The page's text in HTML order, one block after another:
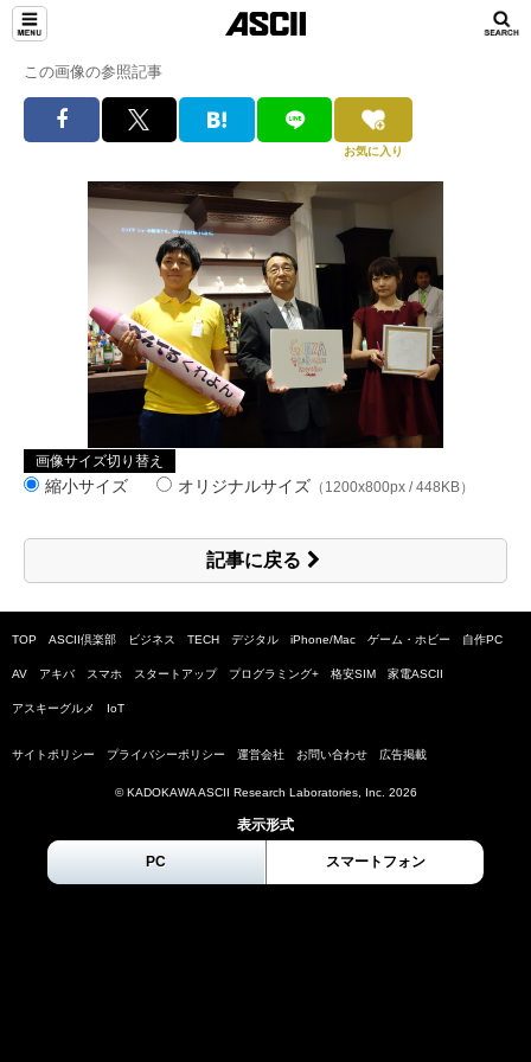
この画像の参照記事
お気に入り
画像サイズ切り替え
縮小サイズ オリジナルサイズ （1200x800px / 448KB）
記事に戻る
TOP ASCII倶楽部 ビジネス TECH デジタル iPhone/Mac ゲーム・ホビー 自作PC
AV アキバ スマホ スタートアップ プログラミング+ 格安SIM 家電ASCII
アスキーグルメ IoT
サイトポリシー プライバシーポリシー 運営会社 お問い合わせ 広告掲載
© KADOKAWA ASCII Research Laboratories, Inc. 2026
表示形式
PC スマートフォン